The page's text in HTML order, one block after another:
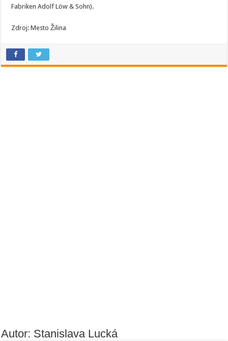
Fabriken Adolf Löw & Sohn).
Zdroj: Mesto Žilina
Autor: Stanislava Lucká